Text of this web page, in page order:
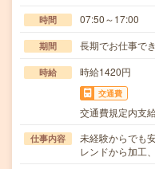
時間 07:50～17:00
期間 長期でお仕事で
時給 時給1420円
交通費
交通費規定内支
仕事内容
未経験からでも
レンドから加工